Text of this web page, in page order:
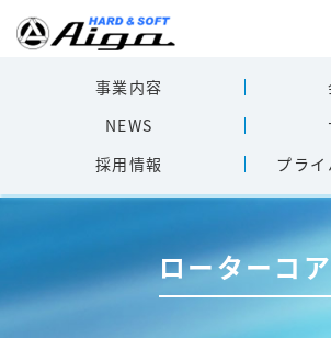
事業内容
NEWS
採用情報
プラ
ローターコア